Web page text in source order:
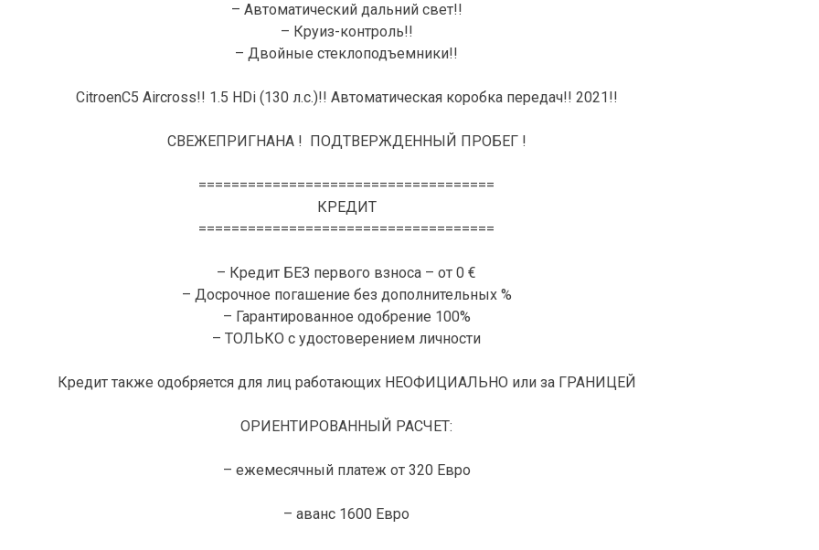
– Автоматический дальний свет!!
– Круиз-контроль!!
– Двойные стеклоподъемники!!
CitroenC5 Aircross!! 1.5 HDi (130 л.с.)!! Автоматическая коробка передач!! 2021!!
СВЕЖЕПРИГНАНА ! ПОДТВЕРЖДЕННЫЙ ПРОБЕГ !
====================================
КРЕДИТ
====================================
– Кредит БЕЗ первого взноса – от 0 €
– Досрочное погашение без дополнительных %
– Гарантированное одобрение 100%
– ТОЛЬКО с удостоверением личности
Кредит также одобряется для лиц работающих НЕОФИЦИАЛЬНО или за ГРАНИЦЕЙ
ОРИЕНТИРОВАННЫЙ РАСЧЕТ:
– ежемесячный платеж от 320 Евро
– аванс 1600 Евро